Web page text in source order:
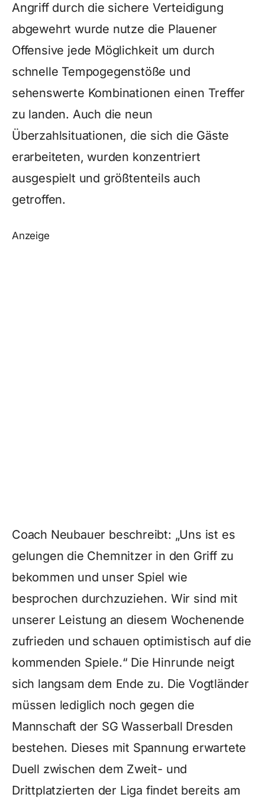
Angriff durch die sichere Verteidigung
abgewehrt wurde nutze die Plauener
Offensive jede Möglichkeit um durch
schnelle Tempogegenstöße und
sehenswerte Kombinationen einen Treffer
zu landen. Auch die neun
Überzahlsituationen, die sich die Gäste
erarbeiteten, wurden konzentriert
ausgespielt und größtenteils auch
getroffen.
Anzeige
Coach Neubauer beschreibt: „Uns ist es
gelungen die Chemnitzer in den Griff zu
bekommen und unser Spiel wie
besprochen durchzuziehen. Wir sind mit
unserer Leistung an diesem Wochenende
zufrieden und schauen optimistisch auf die
kommenden Spiele.“ Die Hinrunde neigt
sich langsam dem Ende zu. Die Vogtländer
müssen lediglich noch gegen die
Mannschaft der SG Wasserball Dresden
bestehen. Dieses mit Spannung erwartete
Duell zwischen dem Zweit- und
Drittplatzierten der Liga findet bereits am